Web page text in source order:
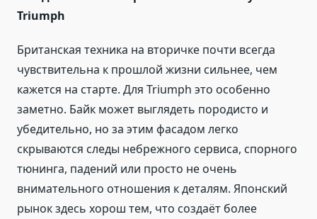
Triumph
Британская техника на вторичке почти всегда
чувствительна к прошлой жизни сильнее, чем
кажется на старте. Для Triumph это особенно
заметно. Байк может выглядеть породисто и
убедительно, но за этим фасадом легко
скрываются следы небрежного сервиса, спорного
тюнинга, падений или просто не очень
внимательного отношения к деталям. Японский
рынок здесь хорош тем, что создаёт более